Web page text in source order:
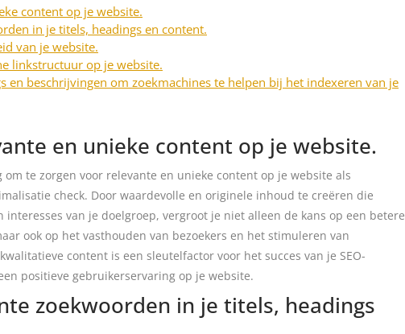
content op je website.
in je titels, headings en content.
van je website.
linkstructuur op je website.
en beschrijvingen om zoekmachines te helpen bij het indexeren van je
en unieke content op je website.
om te zorgen voor relevante en unieke content op je website als
check. Door waardevolle en originele inhoud te creëren die
van je doelgroep, vergroot je niet alleen de kans op een betere
ook op het vasthouden van bezoekers en het stimuleren van
content is een sleutelfactor voor het succes van je SEO-
positieve gebruikerservaring op je website.
zoekwoorden in je titels, headings